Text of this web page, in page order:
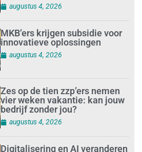
augustus 4, 2026
MKB’ers krijgen subsidie voor
innovatieve oplossingen
augustus 4, 2026
Zes op de tien zzp’ers nemen
vier weken vakantie: kan jouw
bedrijf zonder jou?
augustus 4, 2026
Digitalisering en AI veranderen